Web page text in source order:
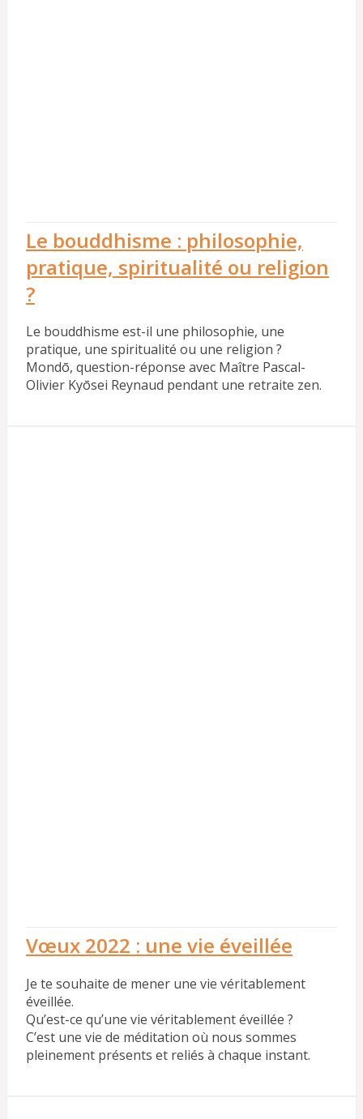
Le bouddhisme : philosophie,
pratique, spiritualité ou religion
?
Le bouddhisme est-il une philosophie, une
pratique, une spiritualité ou une religion ?
Mondō, question-réponse avec Maître Pascal-
Olivier Kyōsei Reynaud pendant une retraite zen.
Vœux 2022 : une vie éveillée
Je te souhaite de mener une vie véritablement
éveillée.
Qu’est-ce qu’une vie véritablement éveillée ?
C’est une vie de méditation où nous sommes
pleinement présents et reliés à chaque instant.